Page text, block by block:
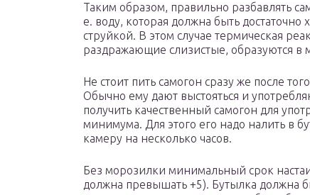
Таким образом, правильно разбавлять
е. воду, которая должна быть
струйкой. В этом случае термическая
раздражающие слизистые, образуются
Не стоит пить самогон сразу же после
Обычно ему дают выстояться и
получить качественный самогон для
минимума. Для этого его надо налить в
камеру на несколько часов.
Без морозилки минимальный срок
должна превышать +5). Бутылка должна